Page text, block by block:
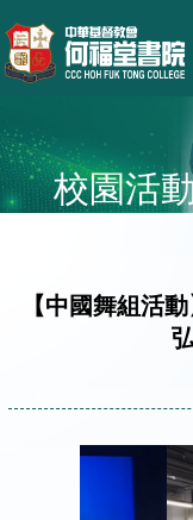
校園活
【中國舞組活